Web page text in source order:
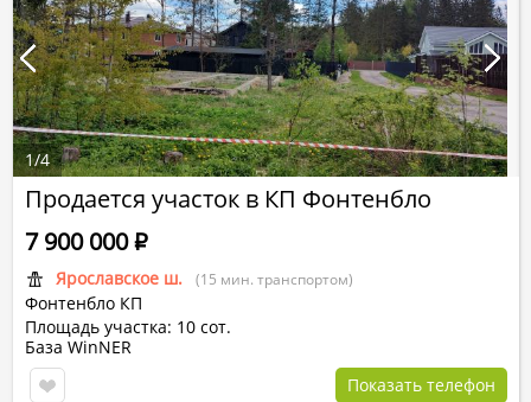
Продается участок в КП Фонтенбло
Ярославское ш. (15 мин. транспортом)
Фонтенбло КП
Площадь участка: 10 сот.
7 900 000Р
База WinNER
Показать телефон
1/4